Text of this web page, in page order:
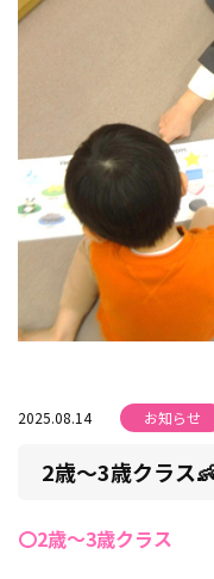
2025.08.14 お知らせ
2歳～3歳クラス
〇2歳～3歳クラス